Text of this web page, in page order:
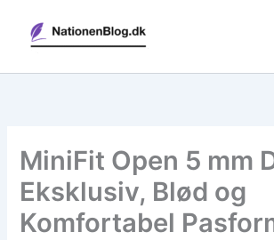
indholdet
MiniFit Open 5 mm
Eksklusiv, Blød og
Komfortabel